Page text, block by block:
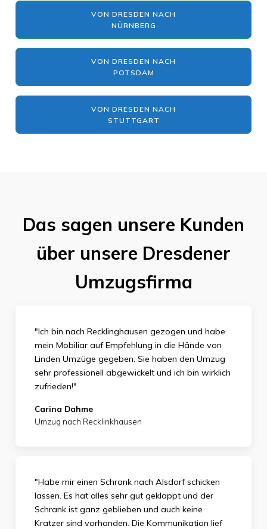
VON DRESDEN NACH
NÜRNBERG
VON DRESDEN NACH
POTSDAM
VON DRESDEN NACH
STUTTGART
Das sagen unsere Kunden
über unsere Dresdener
Umzugsfirma
"Ich bin nach Recklinghausen gezogen und habe
mein Mobiliar auf Empfehlung in die Hände von
Linden Umzüge gegeben. Sie haben den Umzug
sehr professionell abgewickelt und ich bin wirklich
zufrieden!"
Carina Dahme
Umzug nach Recklinkhausen
"Habe mir einen Schrank nach Alsdorf schicken
lassen. Es hat alles sehr gut geklappt und der
Schrank ist ganz geblieben und auch keine
Kratzer sind vorhanden. Die Kommunikation lief